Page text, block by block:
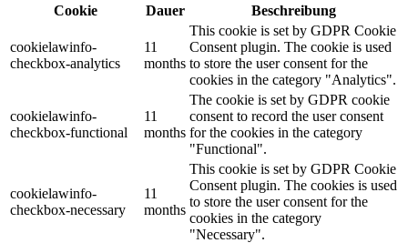
Cookie
Dauer Beschreibung
cookielawinfo-
checkbox-analytics
11
months
This cookie is set by GDPR Cookie
Consent plugin. The cookie is used
to store the user consent for the
cookies in the category "Analytics".
cookielawinfo-
checkbox-functional
11
months
The cookie is set by GDPR cookie
consent to record the user consent
for the cookies in the category
"Functional".
cookielawinfo-
checkbox-necessary
11
months
This cookie is set by GDPR Cookie
Consent plugin. The cookies is used
to store the user consent for the
cookies in the category
"Necessary".